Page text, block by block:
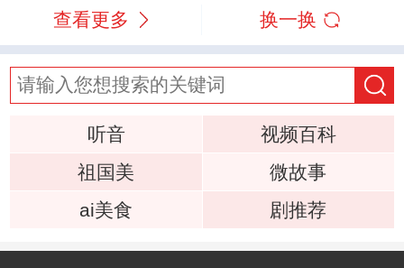
查看更多 换一换
听音
视频百科
祖国美
微故事
ai美食
剧推荐